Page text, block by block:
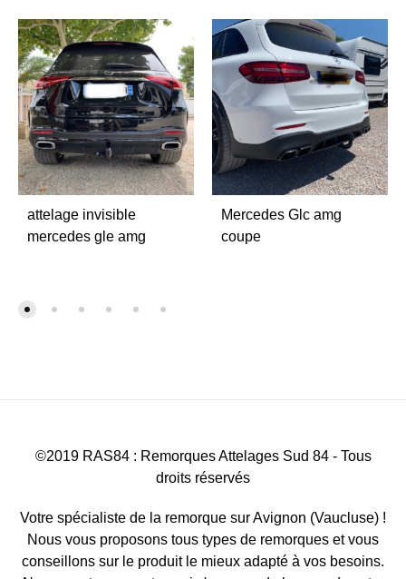
attelage invisible
mercedes gle amg
Mercedes Glc amg
coupe
Votre spécialiste de la remorque sur Avignon (Vaucluse) !
Nous vous proposons tous types de remorques et vous
conseillons sur le produit le mieux adapté à vos besoins.
©2019 RAS84 : Remorques Attelages Sud 84 - Tous
droits réservés